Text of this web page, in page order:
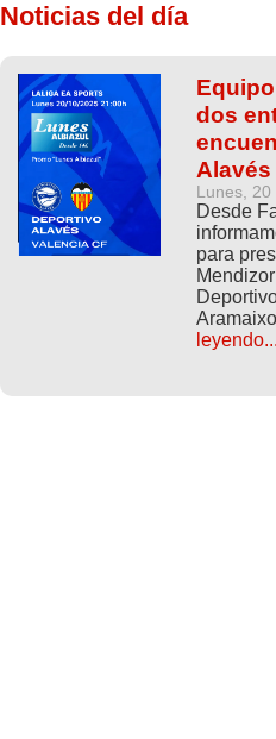
Noticias del día
dos
Alavés
Lunes,
Desde
para